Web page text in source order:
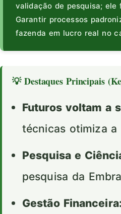
validação de pesquisa;
Garantir processos
fazenda em lucro real no
💡 Destaques Principais
Futuros voltam a
técnicas otimiza
Pesquisa e
pesquisa da
Gestão